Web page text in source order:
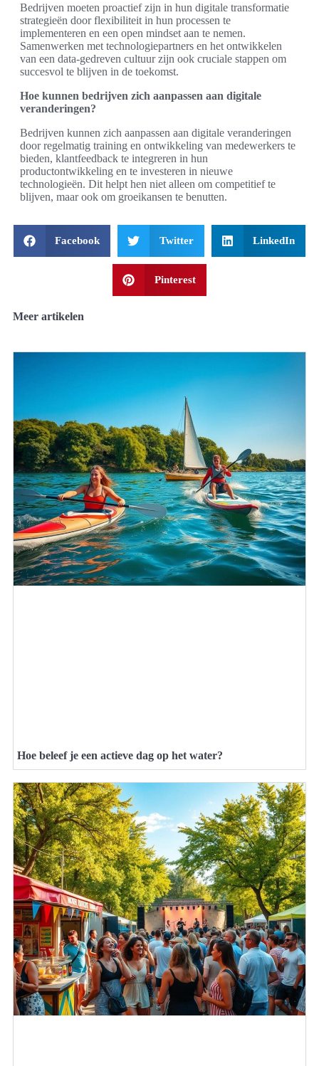
Bedrijven moeten proactief zijn in hun digitale transformatie
strategieën door flexibiliteit in hun processen te
implementeren en een open mindset aan te nemen.
Samenwerken met technologiepartners en het ontwikkelen
van een data-gedreven cultuur zijn ook cruciale stappen om
succesvol te blijven in de toekomst.
Hoe kunnen bedrijven zich aanpassen aan digitale
veranderingen?
Bedrijven kunnen zich aanpassen aan digitale veranderingen
door regelmatig training en ontwikkeling van medewerkers te
bieden, klantfeedback te integreren in hun
productontwikkeling en te investeren in nieuwe
technologieën. Dit helpt hen niet alleen om competitief te
blijven, maar ook om groeikansen te benutten.
Facebook Twitter LinkedIn
Pinterest
Meer artikelen
Hoe beleef je een actieve dag op het water?